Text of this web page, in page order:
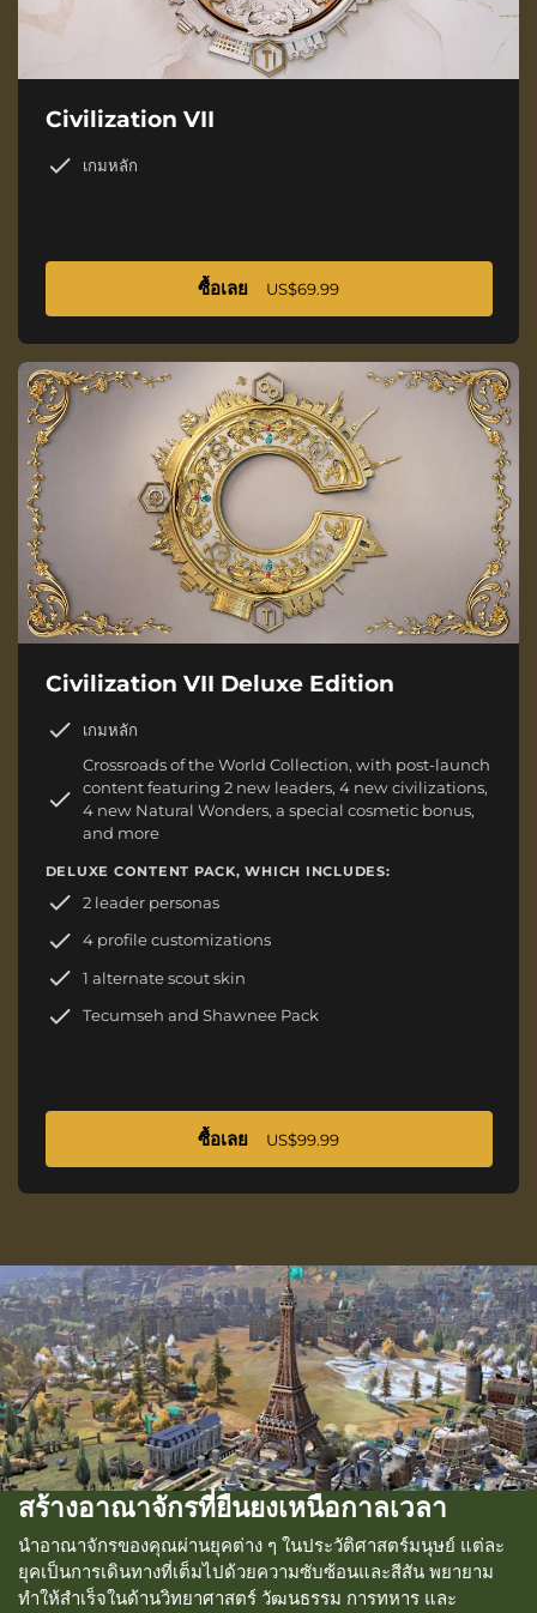
Civilization VII
เกมหลัก
ซื้อเลย US$69.99
Civilization VII Deluxe Edition
เกมหลัก
Crossroads of the World Collection, with post-launch
content featuring 2 new leaders, 4 new civilizations,
4 new Natural Wonders, a special cosmetic bonus,
and more
DELUXE CONTENT PACK, WHICH INCLUDES:
2 leader personas
4 profile customizations
1 alternate scout skin
Tecumseh and Shawnee Pack
ซื้อเลย US$99.99
สร้างอาณาจักรที่ยืนยงเหนือกาลเวลา
นำอาณาจักรของคุณผ่านยุคต่าง ๆ ในประวัติศาสตร์มนุษย์ แต่ละ
ยุคเป็นการเดินทางที่เต็มไปด้วยความซับซ้อนและสีสัน พยายาม
ทำให้สำเร็จในด้านวิทยาศาสตร์ วัฒนธรรม การทหาร และ